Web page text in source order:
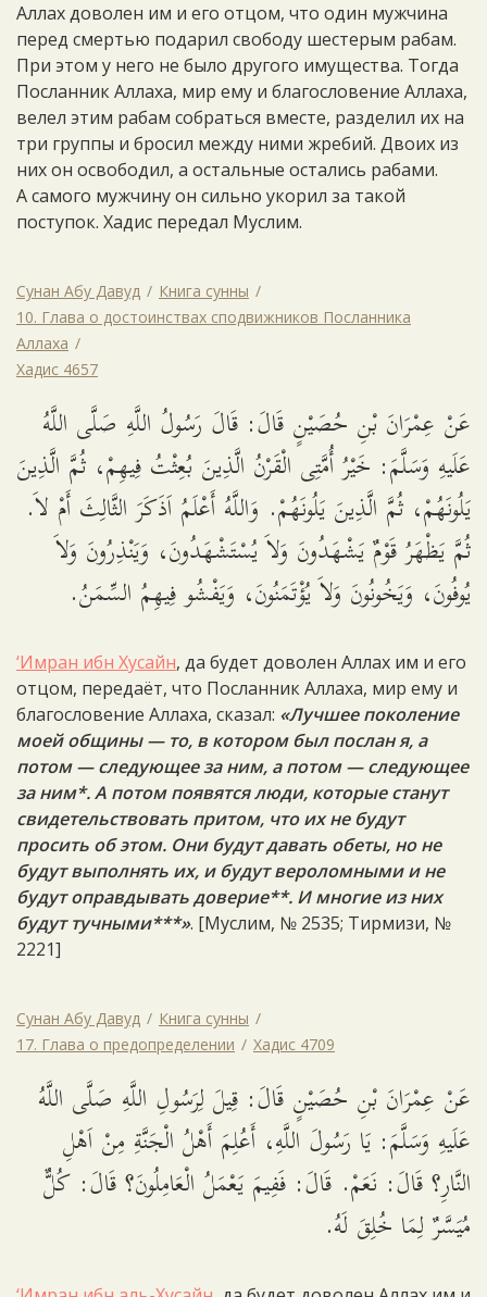
Аллах доволен им и его отцом, что один мужчина
перед смертью подарил свободу шестерым рабам.
При этом у него не было другого имущества. Тогда
Посланник Аллаха, мир ему и благословение Аллаха,
велел этим рабам собраться вместе, разделил их на
три группы и бросил между ними жребий. Двоих из
них он освободил, а остальные остались рабами.
А самого мужчину он сильно укорил за такой
поступок. Хадис передал Муслим.
Сунан Абу Давуд
Книга сунны
10. Глава о достоинствах сподвижников Посланника
Аллаха
Хадис 4657
عَنْ عِمْرَانَ بْنِ حُصَيْنٍ قَالَ: قَالَ رَسُولُ اللَّهِ صَلَّى اللَّهُ
عَلَيهِ وَسَلَّمَ: خَيْرُ أُمَّتِى الْقَرْنُ الَّذِينَ بُعِثْتُ فِيهِمْ، ثُمَّ الَّذِينَ
يَلُونَهُمْ، ثُمَّ الَّذِينَ يَلُونَهُمْ. وَاللَّهُ أَعْلَمُ اَذَكَرَ الثَّالِثَ أَمْ لاَ.
ثُمَّ يَظْهَرُ قَوْمٌ يَشْهَدُونَ وَلاَ يُسْتَشْهَدُونَ، وَيَنْذِرُونَ وَلاَ
يُوفُونَ، وَيَخُونُونَ وَلاَ يُؤْتَمَنُونَ، وَيَفْشُو فِيهِمُ السِّمَنُ.
‘Имран ибн Хусайн, да будет доволен Аллах им и его
отцом, передаёт, что Посланник Аллаха, мир ему и
благословение Аллаха, сказал: «Лучшее поколение
моей общины — то, в котором был послан я, а
потом — следующее за ним, а потом — следующее
за ним*. А потом появятся люди, которые станут
свидетельствовать притом, что их не будут
просить об этом. Они будут давать обеты, но не
будут выполнять их, и будут вероломными и не
будут оправдывать доверие**. И многие из них
будут тучными***». [Муслим, № 2535; Тирмизи, №
2221]
Сунан Абу Давуд
Книга сунны
17. Глава о предопределении
Хадис 4709
عَنْ عِمْرَانَ بْنِ حُصَيْنٍ قَالَ: قِيلَ لِرَسُولِ اللَّهِ صَلَّى اللَّهُ
عَلَيهِ وَسَلَّمَ: يَا رَسُولَ اللَّهِ، أَعُلِمَ أَهْلُ الْجَنَّةِ مِنْ اَهْلِ
النَّارِ؟ قَالَ: نَعَمْ. قَالَ: فَفِيمَ يَعْمَلُ الْعَامِلُونَ؟ قَالَ: كُلٌّ
مُيَسَّرٌ لِمَا خُلِقَ لَهُ.